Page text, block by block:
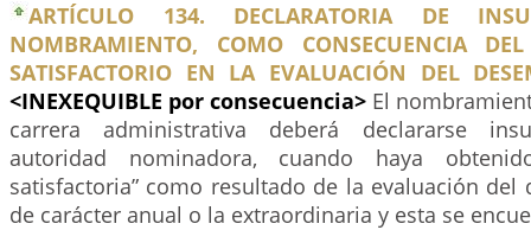
ARTÍCULO 134. DECLARATORIA DE
NOMBRAMIENTO, COMO CONSECUENCIA
SATISFACTORIO EN LA EVALUACIÓN DEL
<INEXEQUIBLE por consecuencia> El
carrera administrativa deberá declararse
autoridad nominadora, cuando haya
satisfactoria” como resultado de la evaluación del
de carácter anual o la extraordinaria y esta se